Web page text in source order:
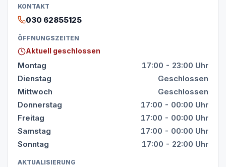
KONTAKT
030 62855125
ÖFFNUNGSZEITEN
Aktuell geschlossen
Montag
17:00 - 23:00 Uhr
Dienstag
Geschlossen
Mittwoch
Geschlossen
Donnerstag
17:00 - 00:00 Uhr
Freitag
17:00 - 00:00 Uhr
Samstag
17:00 - 00:00 Uhr
Sonntag
17:00 - 22:00 Uhr
AKTUALISIERUNG